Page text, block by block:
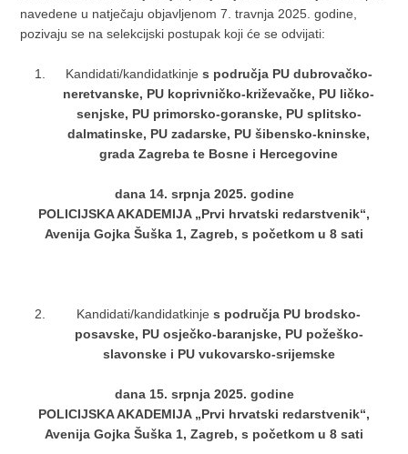
navedene u natječaju objavljenom 7. travnja 2025. godine,
pozivaju se na selekcijski postupak koji će se odvijati:
Kandidati/kandidatkinje s područja PU dubrovačko-
neretvanske, PU koprivničko-križevačke, PU ličko-
senjske, PU primorsko-goranske, PU splitsko-
dalmatinske, PU zadarske, PU šibensko-kninske,
grada Zagreba te Bosne i Hercegovine
dana 14. srpnja 2025. godine
POLICIJSKA AKADEMIJA „Prvi hrvatski redarstvenik“,
Avenija Gojka Šuška 1, Zagreb, s početkom u 8 sati
Kandidati/kandidatkinje s područja PU brodsko-
posavske, PU osječko-baranjske, PU požeško-
slavonske i PU vukovarsko-srijemske
dana 15. srpnja 2025. godine
POLICIJSKA AKADEMIJA „Prvi hrvatski redarstvenik“,
Avenija Gojka Šuška 1, Zagreb, s početkom u 8 sati